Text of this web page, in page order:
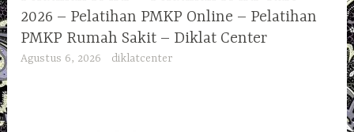
2026 – Pelatihan PMKP Online – Pelatihan
PMKP Rumah Sakit – Diklat Center
Agustus 6, 2026 diklatcenter